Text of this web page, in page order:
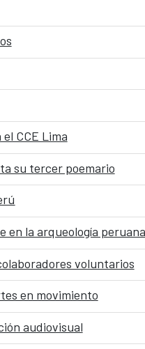
CCE Lima
su tercer poemario
en la arqueología
voluntarios
en movimiento
audiovisual